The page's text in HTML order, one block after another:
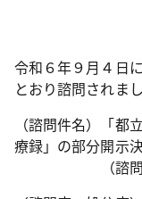
令和６年９月４日
とおり諮問されま
（諮問件名）「
療録」の部分開示
（諮問第